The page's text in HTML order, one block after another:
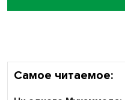
Кибертанки пошли в бой:
Самое читаемое: